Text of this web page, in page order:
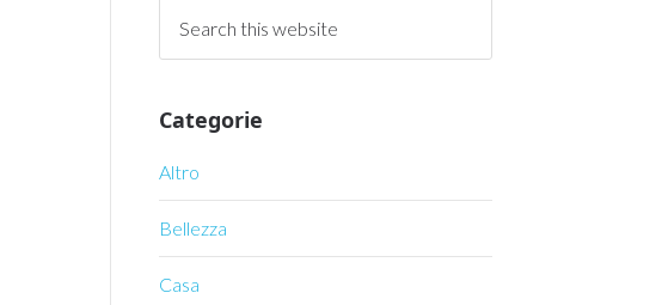
Categorie
Altro
Bellezza
Casa